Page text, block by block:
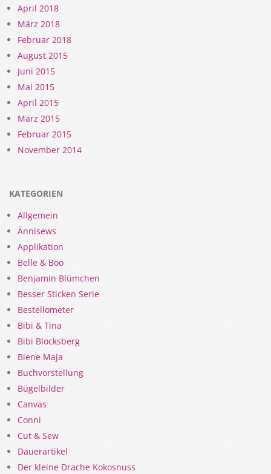
April 2018
März 2018
Februar 2018
August 2015
Juni 2015
Mai 2015
April 2015
März 2015
Februar 2015
November 2014
KATEGORIEN
Allgemein
Ännisews
Applikation
Belle & Boo
Benjamin Blümchen
Besser Sticken Serie
Bestellometer
Bibi & Tina
Bibi Blocksberg
Biene Maja
Buchvorstellung
Bügelbilder
Canvas
Conni
Cut & Sew
Dauerartikel
Der kleine Drache Kokosnuss